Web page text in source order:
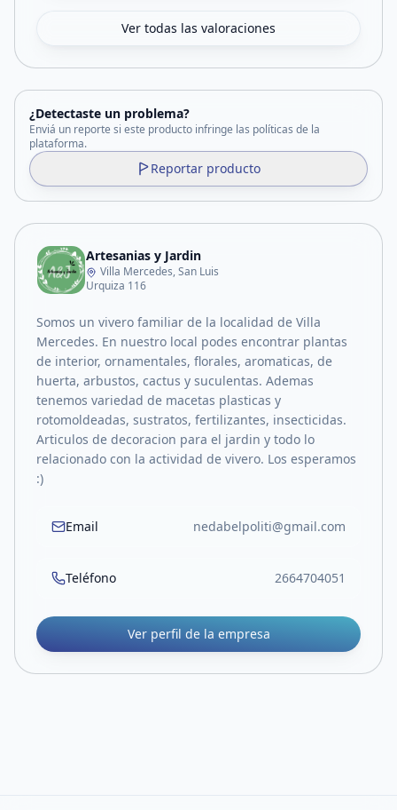
Ver todas las valoraciones
¿Detectaste un problema?
Enviá un reporte si este producto infringe las políticas de la
plataforma.
Reportar producto
Artesanias y Jardin
Villa Mercedes, San Luis
Urquiza 116
Somos un vivero familiar de la localidad de Villa
Mercedes. En nuestro local podes encontrar plantas
de interior, ornamentales, florales, aromaticas, de
huerta, arbustos, cactus y suculentas. Ademas
tenemos variedad de macetas plasticas y
rotomoldeadas, sustratos, fertilizantes, insecticidas.
Articulos de decoracion para el jardin y todo lo
relacionado con la actividad de vivero. Los esperamos
:)
Email nedabelpoliti@gmail.com
Teléfono 2664704051
Ver perfil de la empresa